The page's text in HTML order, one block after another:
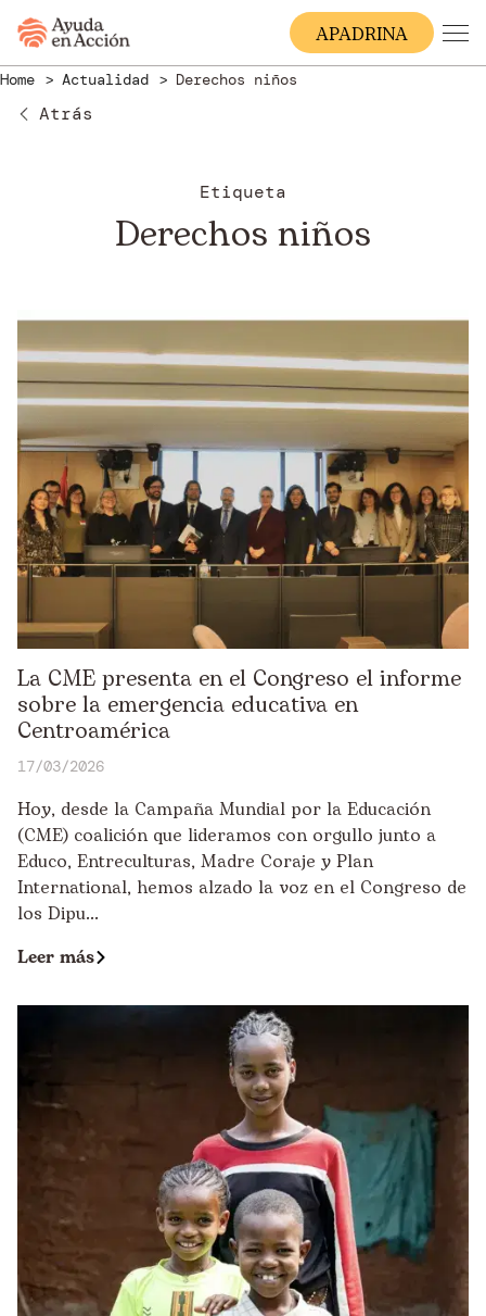
APADRINA
Home Actualidad Derechos niños
Atrás
Etiqueta
Derechos niños
La CME presenta en el Congreso el informe
sobre la emergencia educativa en
Centroamérica
17/03/2026
Hoy, desde la Campaña Mundial por la Educación
(CME) coalición que lideramos con orgullo junto a
Educo, Entreculturas, Madre Coraje y Plan
International, hemos alzado la voz en el Congreso de
los Dipu...
Leer más